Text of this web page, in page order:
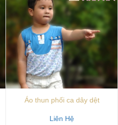
Áo thun phối ca dây dệt
Liên Hệ